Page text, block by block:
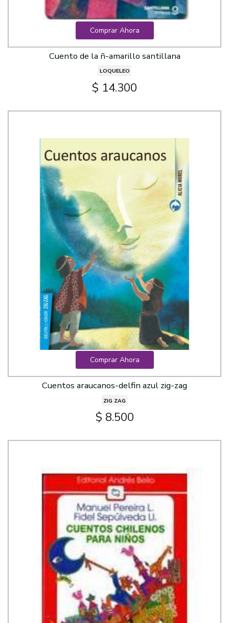
Comprar Ahora
Cuento de la ñ-amarillo santillana
LOQUELEO
$ 14.300
Comprar Ahora
Cuentos araucanos-delfin azul zig-zag
ZIG ZAG
$ 8.500